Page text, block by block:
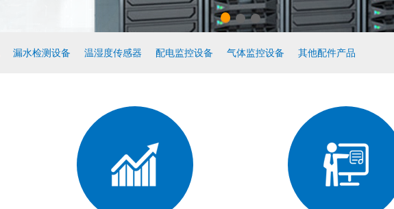
漏水检测设备 温湿度传感器 配电监控设备 气体监控设备 其他配件产品